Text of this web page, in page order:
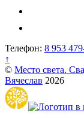
Телефон: 8 953
↑
© Место света.
Вячеслав 2026